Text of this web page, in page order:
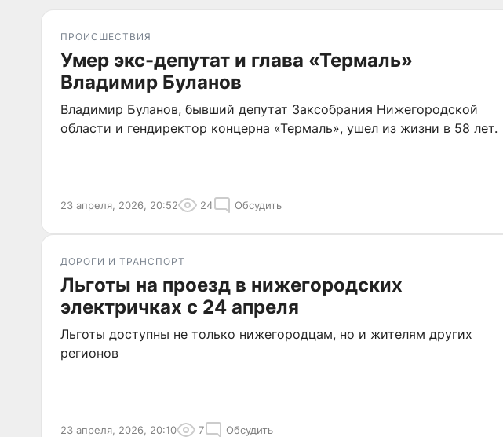
ПРОИСШЕСТВИЯ
Умер экс-депутат и глава «Термаль»
Владимир Буланов
Владимир Буланов, бывший депутат Заксобрания Нижегородской
области и гендиректор концерна «Термаль», ушел из жизни в 58 лет.
23 апреля, 2026, 20:52 24 Обсудить
ДОРОГИ И ТРАНСПОРТ
Льготы на проезд в нижегородских
электричках с 24 апреля
Льготы доступны не только нижегородцам, но и жителям других
регионов
23 апреля, 2026, 20:10 7 Обсудить